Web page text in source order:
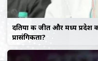
दतिया की जीत और मध्य प्रदेश
प्रासंगिकता?